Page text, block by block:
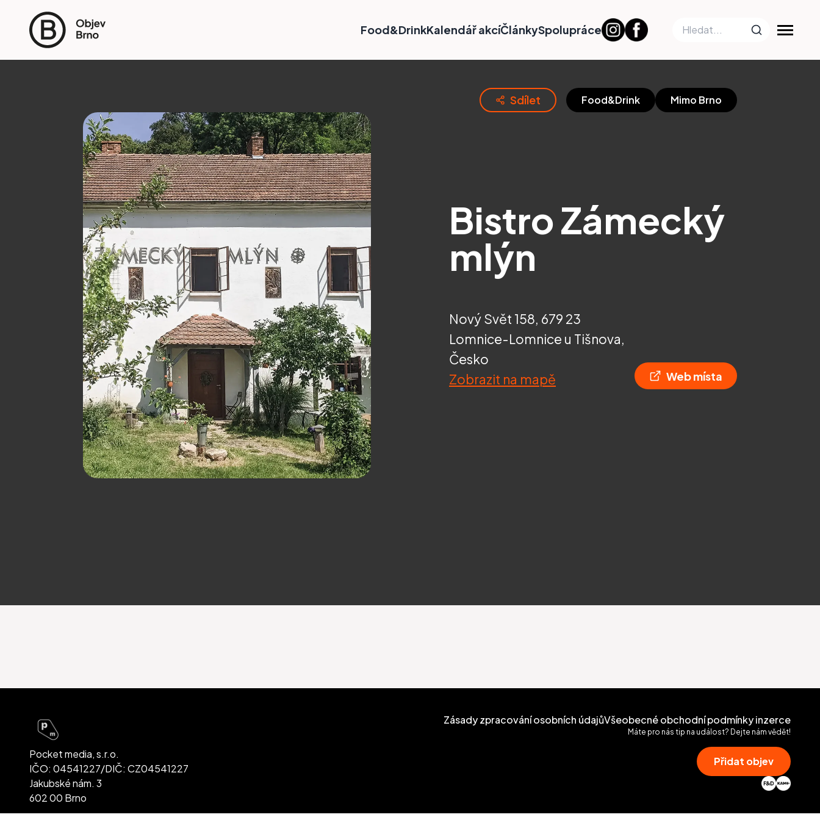
Food&DrinkKalendář akcíČlánkySpolupráce
Sdílet Food&Drink Mimo Brno
Bistro Zámecký
mlýn
Nový Svět 158, 679 23
Lomnice-Lomnice u Tišnova,
Česko
Zobrazit na mapě
Web místa
Pocket media, s.r.o.
IČO: 04541227/DIČ: CZ04541227
Jakubské nám. 3
602 00 Brno
Zásady zpracování osobních údajůVšeobecné obchodní podmínky inzerce
Máte pro nás tip na událost? Dejte nám vědět!
Přidat objev